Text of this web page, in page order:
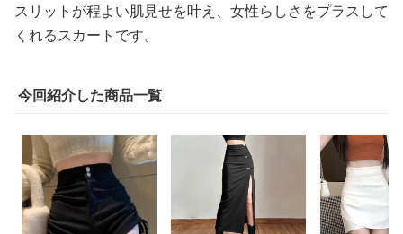
スリットが程よい肌見せを叶え、女性らしさをプラスして
くれるスカートです。
今回紹介した商品一覧